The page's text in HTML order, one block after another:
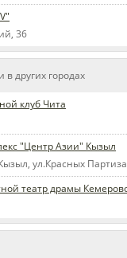
36
других городах
клуб Чита
"Центр Азии" Кызыл
ул.Красных
театр драмы